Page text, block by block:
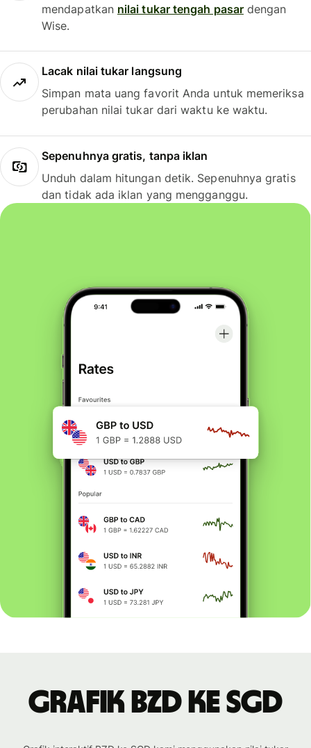
mendapatkan nilai tukar tengah pasardengan
Wise.
Lacak nilai tukar langsung
Simpan mata uang favorit Anda untuk memeriksa
perubahan nilai tukar dari waktu ke waktu.
Sepenuhnya gratis, tanpa iklan
Unduh dalam hitungan detik. Sepenuhnya gratis
dan tidak ada iklan yang mengganggu.
Grafik BZD ke SGD